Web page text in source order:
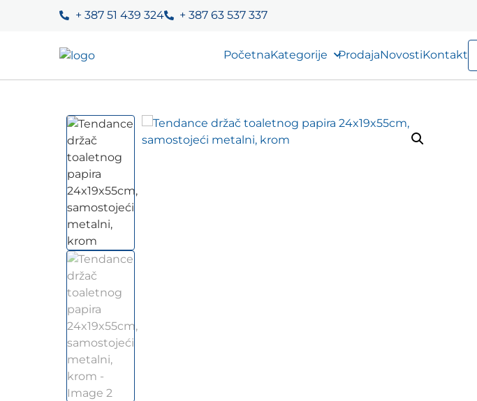
+ 387 51 439 324 + 387 63 537 337
PočetnaKategorije ProdajaNovostiKontakt